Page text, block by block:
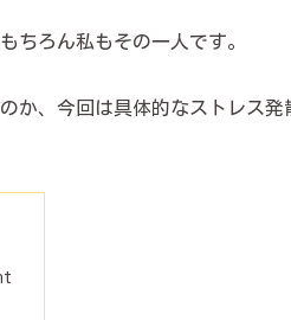
ちろん私もその一人です。
か、今回は具体的なストレス発